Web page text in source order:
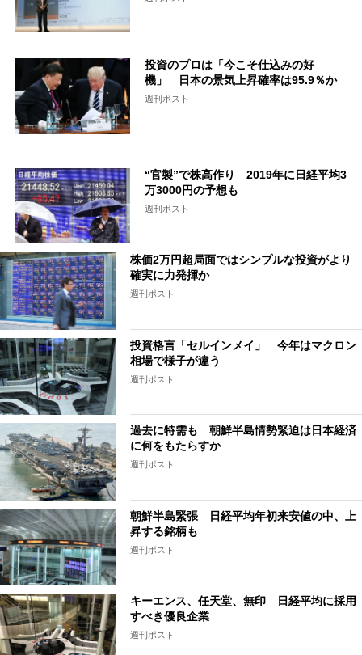
投資のプロは「今こそ仕込みの好
機」 日本の景気上昇確率は95.9％か
週刊ポスト
“官製”で株高作り 2019年に日経平均3
万3000円の予想も
週刊ポスト
株価2万円超局面ではシンプルな投資がより
確実に力発揮か
週刊ポスト
投資格言「セルインメイ」 今年はマクロン
相場で様子が違う
週刊ポスト
過去に特需も 朝鮮半島情勢緊迫は日本経済
に何をもたらすか
週刊ポスト
朝鮮半島緊張 日経平均年初来安値の中、上
昇する銘柄も
週刊ポスト
キーエンス、任天堂、無印 日経平均に採用
すべき優良企業
週刊ポスト